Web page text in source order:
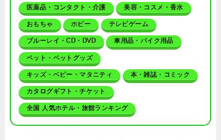
医薬品・コンタクト・介護 美容・コスメ・香水
おもちゃ ホビー テレビゲーム
ブルーレイ・CD・DVD 車用品・バイク用品
ペット・ペットグッズ
キッズ・ベビー・マタニティ 本・雑誌・コミック
カタログギフト・チケット
全国 人気ホテル・旅館ランキング